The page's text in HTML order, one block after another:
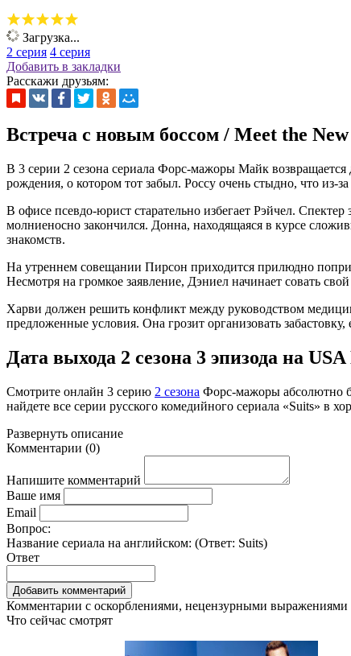
Загрузка...
2 серия 4 серия
Добавить в закладки
Расскажи друзьям:
Встреча с новым боссом / Meet the New
В 3 серии 2 сезона сериала Форс-мажоры Майк
рождения, о котором тот забыл. Россу очень стыдно, что из-
В офисе псевдо-юрист старательно избегает Рэйчел.
молниеносно закончился. Донна, находящаяся в курсе
знакомств.
На утреннем совещании Пирсон приходится прилюдно
Несмотря на громкое заявление, Дэниел начинает совать
Харви должен решить конфликт между руководством
предложенные условия. Она грозит организовать
Дата выхода 2 сезона 3 эпизода на
Смотрите онлайн 3 серию 2 сезона Форс-мажоры абсолютно
найдете все серии русского комедийного сериала «Suits» в
Развернуть описание
Комментарии (0)
Напишите комментарий
Ваше имя
Email
Вопрос:
Название сериала на английском: (Ответ: Suits)
Ответ
Комментарии с оскорблениями, нецензурными выражениями
Что сейчас смотрят